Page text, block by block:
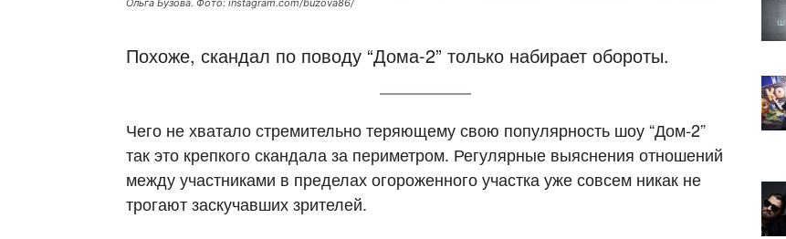
Ольга Бузова. Фото: instagram.com/buzova86/
Похоже, скандал по поводу “Дома-2” только набирает обороты.
Чего не хватало стремительно теряющему свою популярность шоу “Дом-2”
так это крепкого скандала за периметром. Регулярные выяснения отношений
между участниками в пределах огороженного участка уже совсем никак не
трогают заскучавших зрителей.